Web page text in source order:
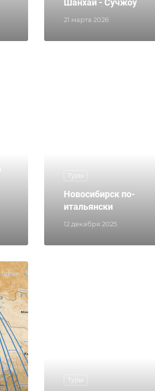
21 марта 2026
Шанхай - Сучжоу
Туры
12 декабря 2025
Новосибирск по-
итальянски
Туры